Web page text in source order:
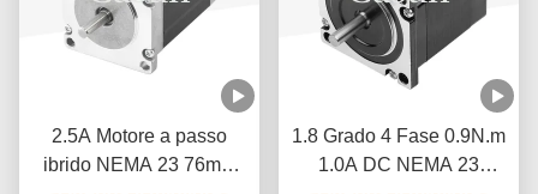
2.5A Motore a passo
ibrido NEMA 23 76mm
1.8 Grado 4 Fase 0.9N.m
1.0A DC NEMA 23